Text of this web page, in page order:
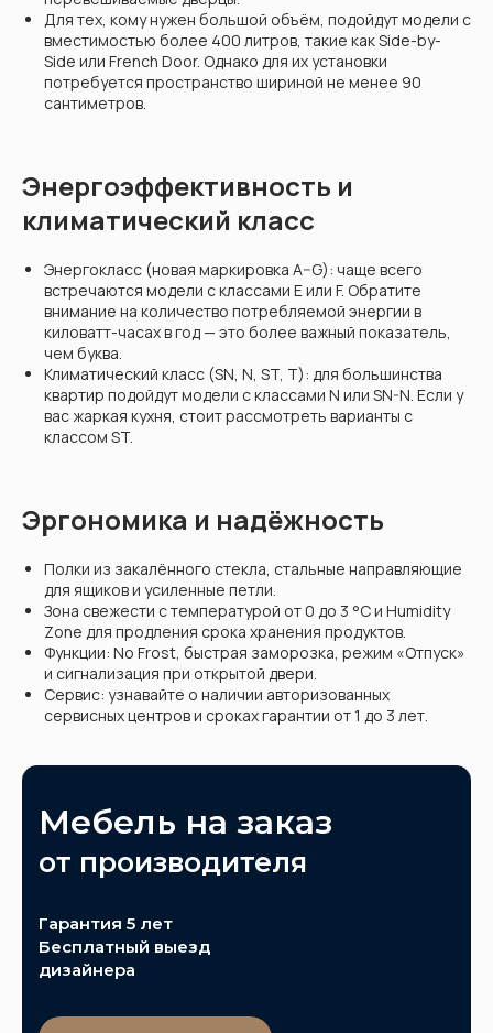
Для тех, кому нужен большой объём, подойдут модели с
вместимостью более 400 литров, такие как Side-by-
Side или French Door. Однако для их установки
потребуется пространство шириной не менее 90
сантиметров.
Энергоэффективность и
климатический класс
Энергокласс (новая маркировка A–G): чаще всего
встречаются модели с классами E или F. Обратите
внимание на количество потребляемой энергии в
киловатт-часах в год — это более важный показатель,
чем буква.
Климатический класс (SN, N, ST, T): для большинства
квартир подойдут модели с классами N или SN-N. Если у
вас жаркая кухня, стоит рассмотреть варианты с
классом ST.
Эргономика и надёжность
Полки из закалённого стекла, стальные направляющие
для ящиков и усиленные петли.
Зона свежести с температурой от 0 до 3 °C и Humidity
Zone для продления срока хранения продуктов.
Функции: No Frost, быстрая заморозка, режим «Отпуск»
и сигнализация при открытой двери.
Сервис: узнавайте о наличии авторизованных
сервисных центров и сроках гарантии от 1 до 3 лет.
Мебель на заказ
от производителя
Гарантия 5 лет
Бесплатный выезд
дизайнера